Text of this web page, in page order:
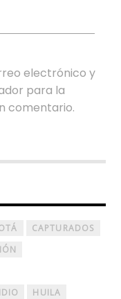
electrónico y
para la
comentario.
CAPTURADOS
HUILA